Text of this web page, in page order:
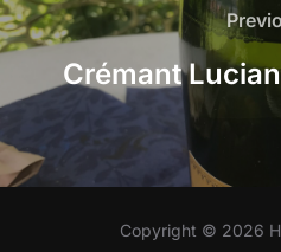
Navigation
Crémant
Copyright © 2026